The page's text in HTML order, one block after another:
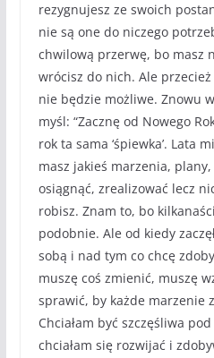
rezygnujesz ze swoich
nie są one do niczego
chwilową przerwę, bo masz
wrócisz do nich. Ale
nie będzie możliwe. Znowu
myśl: “Zacznę od Nowego
rok ta sama ‘śpiewka’. Lata
masz jakieś marzenia,
osiągnąć, zrealizować lecz
robisz. Znam to, bo
podobnie. Ale od kiedy
sobą i nad tym co chcę
muszę coś zmienić, muszę
sprawić, by każde marzenie
Chciałam być szczęśliwa
chciałam się rozwijać i